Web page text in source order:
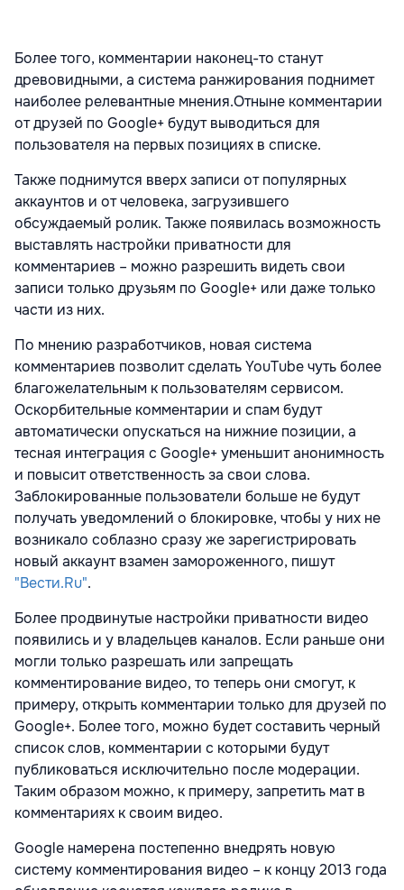
Более того, комментарии наконец-то станут
древовидными, а система ранжирования поднимет
наиболее релевантные мнения.Отныне комментарии
от друзей по Google+ будут выводиться для
пользователя на первых позициях в списке.
Также поднимутся вверх записи от популярных
аккаунтов и от человека, загрузившего
обсуждаемый ролик. Также появилась возможность
выставлять настройки приватности для
комментариев – можно разрешить видеть свои
записи только друзьям по Google+ или даже только
части из них.
По мнению разработчиков, новая система
комментариев позволит сделать YouTube чуть более
благожелательным к пользователям сервисом.
Оскорбительные комментарии и спам будут
автоматически опускаться на нижние позиции, а
тесная интеграция с Google+ уменьшит анонимность
и повысит ответственность за свои слова.
Заблокированные пользователи больше не будут
получать уведомлений о блокировке, чтобы у них не
возникало соблазно сразу же зарегистрировать
новый аккаунт взамен замороженного, пишут
"Вести.Ru".
Более продвинутые настройки приватности видео
появились и у владельцев каналов. Если раньше они
могли только разрешать или запрещать
комментирование видео, то теперь они смогут, к
примеру, открыть комментарии только для друзей по
Google+. Более того, можно будет составить черный
список слов, комментарии с которыми будут
публиковаться исключительно после модерации.
Таким образом можно, к примеру, запретить мат в
комментариях к своим видео.
Google намерена постепенно внедрять новую
систему комментирования видео – к концу 2013 года